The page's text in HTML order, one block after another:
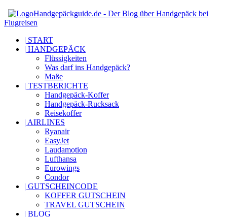
Handgepäckguide.de - Der Blog über Handgepäck bei
Flugreisen
| START
| HANDGEPÄCK
Flüssigkeiten
Was darf ins Handgepäck?
Maße
| TESTBERICHTE
Handgepäck-Koffer
Handgepäck-Rucksack
Reisekoffer
| AIRLINES
Ryanair
EasyJet
Laudamotion
Lufthansa
Eurowings
Condor
| GUTSCHEINCODE
KOFFER GUTSCHEIN
TRAVEL GUTSCHEIN
| BLOG